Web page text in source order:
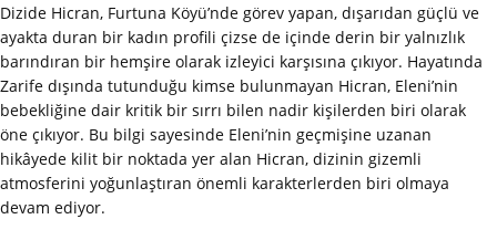
Dizide Hicran, Furtuna Köyü’nde görev yapan, dışarıdan güçlü ve
ayakta duran bir kadın profili çizse de içinde derin bir yalnızlık
barındıran bir hemşire olarak izleyici karşısına çıkıyor. Hayatında
Zarife dışında tutunduğu kimse bulunmayan Hicran, Eleni’nin
bebekliğine dair kritik bir sırrı bilen nadir kişilerden biri olarak
öne çıkıyor. Bu bilgi sayesinde Eleni’nin geçmişine uzanan
hikâyede kilit bir noktada yer alan Hicran, dizinin gizemli
atmosferini yoğunlaştıran önemli karakterlerden biri olmaya
devam ediyor.